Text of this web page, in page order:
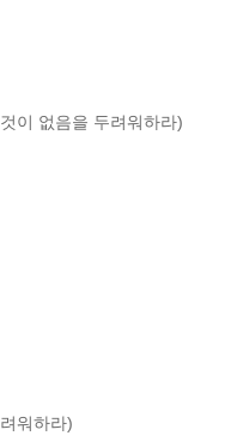
이 없음을 두려워하라)
워하라)